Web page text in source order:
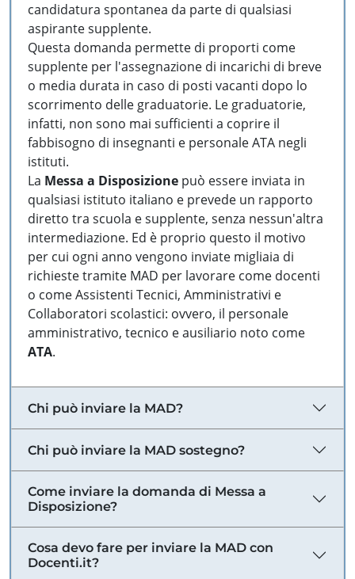
candidatura spontanea da parte di qualsiasi
aspirante supplente.
Questa domanda permette di proporti come
supplente per l'assegnazione di incarichi di breve
o media durata in caso di posti vacanti dopo lo
scorrimento delle graduatorie. Le graduatorie,
infatti, non sono mai sufficienti a coprire il
fabbisogno di insegnanti e personale ATA negli
istituti.
La Messa a Disposizione può essere inviata in
qualsiasi istituto italiano e prevede un rapporto
diretto tra scuola e supplente, senza nessun'altra
intermediazione. Ed è proprio questo il motivo
per cui ogni anno vengono inviate migliaia di
richieste tramite MAD per lavorare come docenti
o come Assistenti Tecnici, Amministrativi e
Collaboratori scolastici: ovvero, il personale
amministrativo, tecnico e ausiliario noto come
ATA.
Chi può inviare la MAD?
Chi può inviare la MAD sostegno?
Come inviare la domanda di Messa a
Disposizione?
Cosa devo fare per inviare la MAD con
Docenti.it?